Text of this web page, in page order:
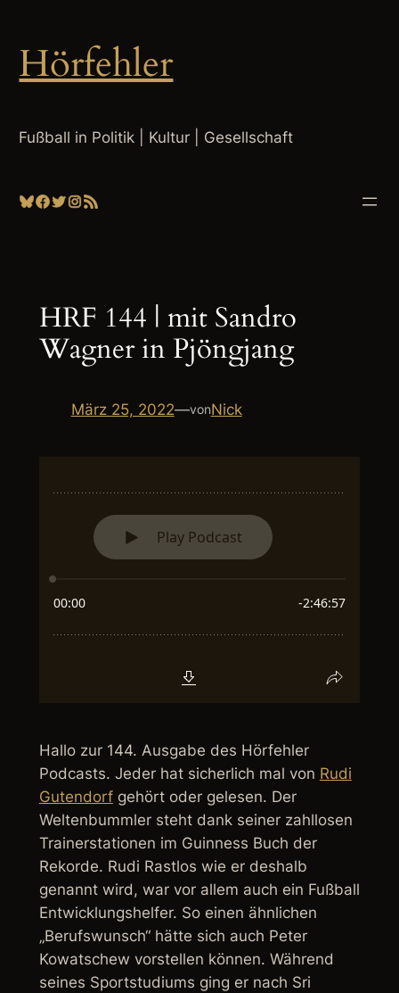
springen
Hörfehler
Fußball in Politik | Kultur | Gesellschaft
Bluesky
Facebook
Twitter
Instagram
RSS-Feed
HRF 144 | mit Sandro
Wagner in Pjöngjang
März 25, 2022—vonNick
Hallo zur 144. Ausgabe des Hörfehler
Podcasts. Jeder hat sicherlich mal von Rudi
Gutendorfgehört oder gelesen. Der
Weltenbummler steht dank seiner zahllosen
Trainerstationen im Guinness Buch der
Rekorde. Rudi Rastlos wie er deshalb
genannt wird, war vor allem auch ein Fußball
Entwicklungshelfer. So einen ähnlichen
„Berufswunsch“ hätte sich auch Peter
Kowatschew vorstellen können. Während
seines Sportstudiums ging er nach Sri